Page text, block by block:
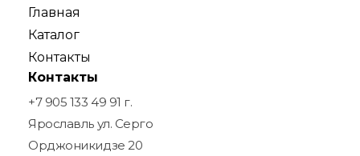
Главная
Каталог
Контакты
Контакты
+7 905 133 49 91 г.
Ярославль ул. Серго
Орджоникидзе 20